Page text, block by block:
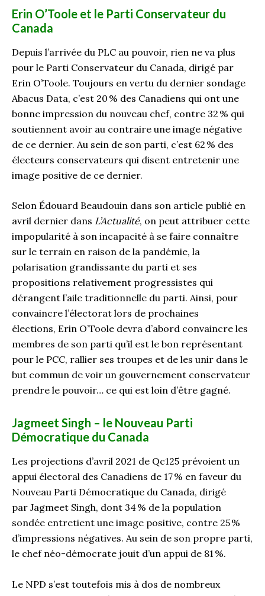
Erin O’Toole et le Parti Conservateur du
Canada
Depuis l’arrivée du PLC au pouvoir, rien ne va plus
pour le Parti Conservateur du Canada, dirigé par
Erin O’Toole. Toujours en vertu du dernier sondage
Abacus Data, c’est 20 % des Canadiens qui ont une
bonne impression du nouveau chef, contre 32 % qui
soutiennent avoir au contraire une image négative
de ce dernier. Au sein de son parti, c’est 62 % des
électeurs conservateurs qui disent entretenir une
image positive de ce dernier.
Selon Édouard Beaudouin dans son article publié en
avril dernier dans L’Actualité, on peut attribuer cette
impopularité à son incapacité à se faire connaître
sur le terrain en raison de la pandémie, la
polarisation grandissante du parti et ses
propositions relativement progressistes qui
dérangent l’aile traditionnelle du parti. Ainsi, pour
convaincre l’électorat lors de prochaines
élections, Erin O’Toole devra d’abord convaincre les
membres de son parti qu’il est le bon représentant
pour le PCC, rallier ses troupes et de les unir dans le
but commun de voir un gouvernement conservateur
prendre le pouvoir… ce qui est loin d’être gagné.
Jagmeet Singh – le Nouveau Parti
Démocratique du Canada
Les projections d’avril 2021 de Qc125 prévoient un
appui électoral des Canadiens de 17 % en faveur du
Nouveau Parti Démocratique du Canada, dirigé
par Jagmeet Singh, dont 34 % de la population
sondée entretient une image positive, contre 25 %
d’impressions négatives. Au sein de son propre parti,
le chef néo-démocrate jouit d’un appui de 81 %.
Le NPD s’est toutefois mis à dos de nombreux